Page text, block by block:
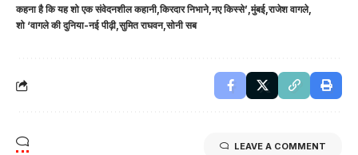
कहना है कि यह शो एक संवेदनशील कहानी किरदार निभाने नए किस्से’ मुंबई राजेश वागले
शो ‘वागले की दुनिया-नई पीढ़ी सुमित राघवन सोनी सब
LEAVE A COMMENT